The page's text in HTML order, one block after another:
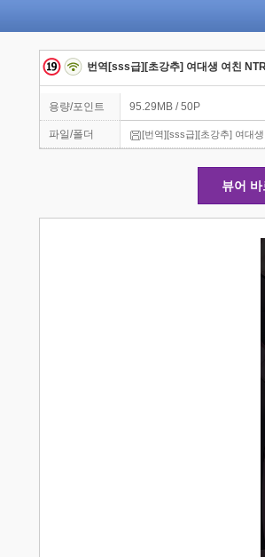
번역[sss급][초강추] 여대생 여친
용량/포인트 95.29MB / 50P
파일/폴더 [번역][sss급][초강추] 여대
뷰어 바